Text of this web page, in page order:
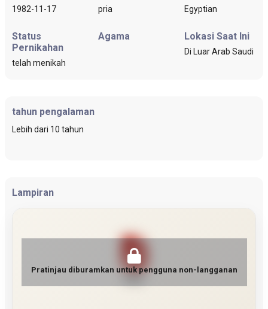
1982-11-17 pria Egyptian
Status
Pernikahan
telah menikah
Agama Lokasi Saat Ini
Di Luar Arab Saudi
tahun pengalaman
Lebih dari 10 tahun
Lampiran
Pratinjau diburamkan untuk pengguna non-langganan